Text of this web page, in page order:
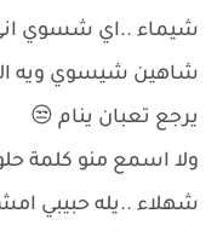
شيماء ..اي شسوي
شاهين شيسوي ويه
يرجع تعبان ينام 😒
ولا اسمع منو كلمة
شهلاء ..يله حبيبي